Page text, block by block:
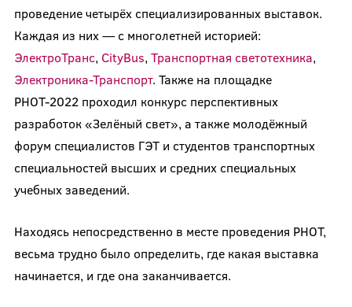
проведение четырёх специализированных выставок.
Каждая из них — с многолетней историей:
ЭлектроТранс, CityBus, Транспортная светотехника,
Электроника-Транспорт. Также на площадке
РНОТ-2022 проходил конкурс перспективных
разработок «Зелёный свет», а также молодёжный
форум специалистов ГЭТ и студентов транспортных
специальностей высших и средних специальных
учебных заведений.
Находясь непосредственно в месте проведения РНОТ,
весьма трудно было определить, где какая выставка
начинается, и где она заканчивается.